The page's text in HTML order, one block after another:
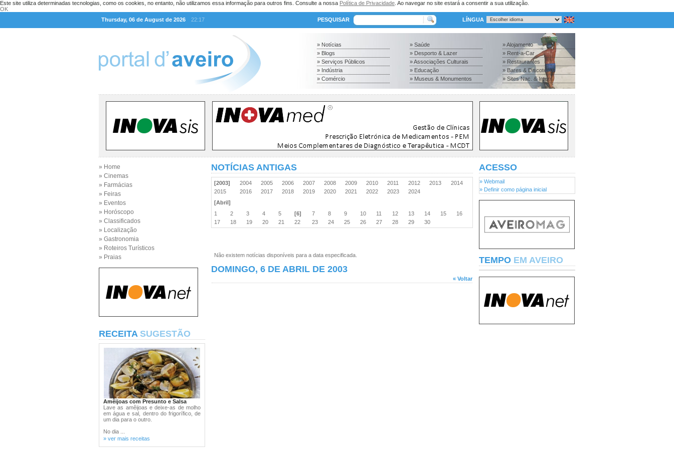
Este site utiliza determinadas tecnologias, como os cookies, no entanto, não utilizamos essa informação para outros fins. Consulte a nossa Política de Privacidade . Ao navegar no site estará a consentir a sua utilização.
OK
Thursday, 06 de August de 2026
22:17 PESQUISAR LÍNGUA
» Notícias
» Blogs
» Serviços Públicos
» Indústria
» Comércio
» Saúde
» Desporto & Lazer
» Associações Culturais
» Educação
» Museus & Monumentos
» Alojamento
» Rent-a-Car
» Restaurantes
» Bares & Discotecas
» Sites Nac. & Inter.
» Home
» Cinemas
» Farmácias
» Feiras
» Eventos
» Horóscopo
» Classificados
» Localização
» Gastronomia
» Roteiros Turísticos
» Praias
RECEITA SUGESTÃO
Amêijoas com Presunto e Salsa
Lave as amêijoas e deixe-as de molho
em água e sal, dentro do frigorífico, de
um dia para o outro.
No dia ...
» ver mais receitas
NOTÍCIAS ANTIGAS
[2003] 2004 2005 2006 2007 2008 2009 2010 2011 2012 2013
2014
2015
2016 2017 2018 2019 2020 2021 2022 2023
2024
[Abril]
1
2 3 4 5 [6] 7 8 9 10 11 12 13 14 15
16
17
18 19 20 21 22 23 24 25 26 27 28 29 30
Não existem notícias disponíveis para a data especificada.
DOMINGO, 6 DE ABRIL DE 2003
« Voltar
ACESSO
» Webmail
» Definir como página inicial
TEMPO EM AVEIRO